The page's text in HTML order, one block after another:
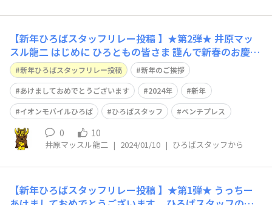
【新年ひろばスタッフリレー投稿 】★第2弾★ 井原マッ
スル龍二 はじめに ひろともの皆さま 謹んで新春のお慶び
を申し上げます。 この度の令和６年能登半島地震により
被害に遭われた皆さまには心よりお見舞い申し上げますと
ともに、1日も早い復旧・復興をお祈りいたします。 新年
のご挨拶 旧年中は、イオン
新年ひろばスタッフリレー投稿
新年のご挨拶
あけましておめでとうございます
2024年
新年
イオンモバイルひろば
ひろばスタッフ ベンチプレス
0 10
井原マッスル龍二 | 2024/01/10 | ひろばスタッフから
【新年ひろばスタッフリレー投稿 】★第1弾★ うっちー